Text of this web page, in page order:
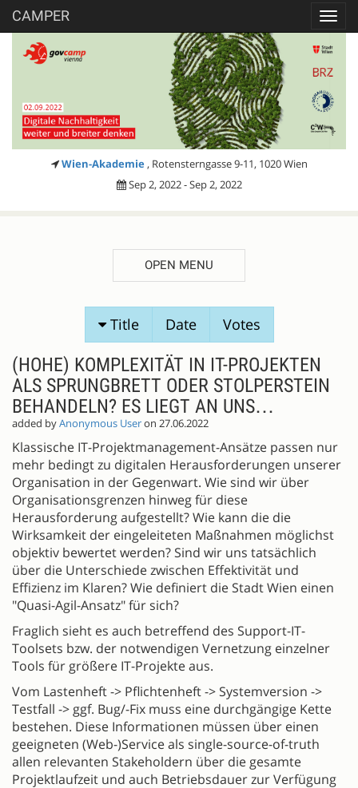
CAMPER
Wien-Akademie , Rotensterngasse 9-11, 1020 Wien
Sep 2, 2022 - Sep 2, 2022
OPEN MENU
Title Date Votes
(HOHE) KOMPLEXITÄT IN IT-PROJEKTEN
ALS SPRUNGBRETT ODER STOLPERSTEIN
BEHANDELN? ES LIEGT AN UNS…
added byAnonymous Useron 27.06.2022
Klassische IT-Projektmanagement-Ansätze passen nur
mehr bedingt zu digitalen Herausforderungen unserer
Organisation in der Gegenwart. Wie sind wir über
Organisationsgrenzen hinweg für diese
Herausforderung aufgestellt? Wie kann die die
Wirksamkeit der eingeleiteten Maßnahmen möglichst
objektiv bewertet werden? Sind wir uns tatsächlich
über die Unterschiede zwischen Effektivität und
Effizienz im Klaren? Wie definiert die Stadt Wien einen
"Quasi-Agil-Ansatz" für sich?
Fraglich sieht es auch betreffend des Support-IT-
Toolsets bzw. der notwendigen Vernetzung einzelner
Tools für größere IT-Projekte aus.
Vom Lastenheft -> Pflichtenheft -> Systemversion ->
Testfall -> ggf. Bug/-Fix muss eine durchgängige Kette
bestehen. Diese Informationen müssen über einen
geeigneten (Web-)Service als single-source-of-truth
allen relevanten Stakeholdern über die gesamte
Projektlaufzeit und auch Betriebsdauer zur Verfügung